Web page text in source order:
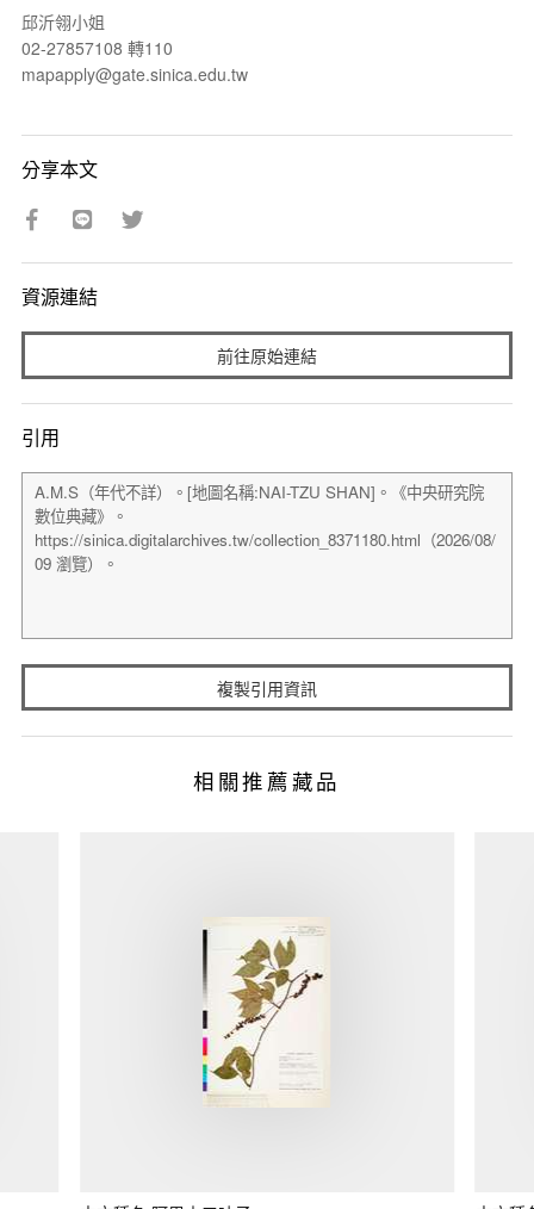
邱沂翎小姐
02-27857108 轉110
mapapply@gate.sinica.edu.tw
分享本文
資源連結
前往原始連結
引用
複製引用資訊
相關推薦藏品